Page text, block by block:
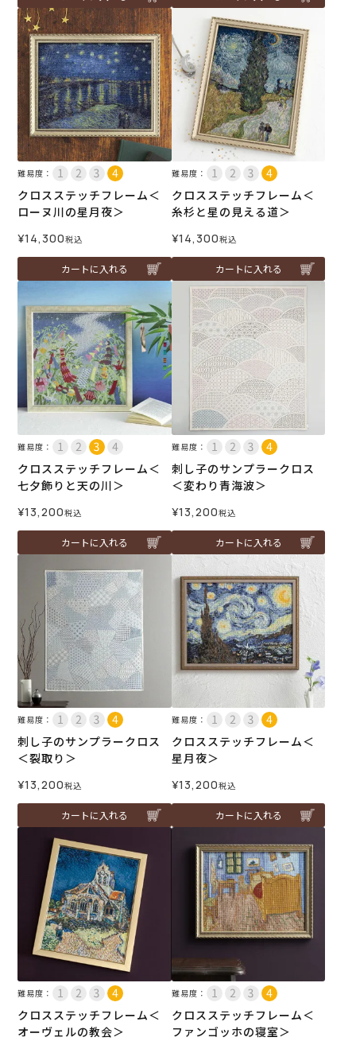
難易度：
クロスステッチフレーム＜
ローヌ川の星月夜＞
¥14,300税込
カートに入れる
難易度：
クロスステッチフレーム＜
糸杉と星の見える道＞
¥14,300税込
カートに入れる
難易度：
クロスステッチフレーム＜
七夕飾りと天の川＞
¥13,200税込
カートに入れる
難易度：
刺し子のサンプラークロス
＜変わり青海波＞
¥13,200税込
カートに入れる
難易度：
刺し子のサンプラークロス
＜裂取り＞
¥13,200税込
カートに入れる
難易度：
クロスステッチフレーム＜
星月夜＞
¥13,200税込
カートに入れる
難易度：
クロスステッチフレーム＜
オーヴェルの教会＞
難易度：
クロスステッチフレーム＜
ファンゴッホの寝室＞